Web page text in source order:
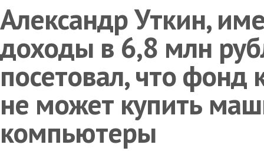
Александр Уткин,
доходы в 6,8 млн
посетовал, что фонд
не может купить
компьютеры